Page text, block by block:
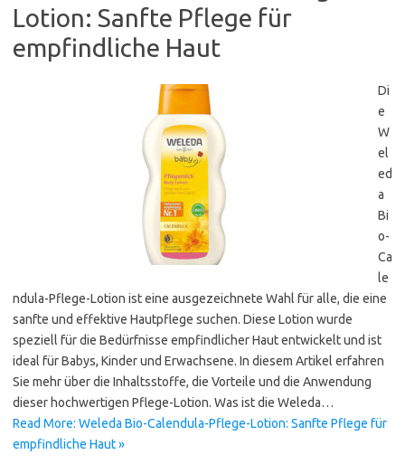
Lotion: Sanfte Pflege für
empfindliche Haut
Di
e
W
el
ed
a
Bi
o-
Ca
le
ndula-Pflege-Lotion ist eine ausgezeichnete Wahl für alle, die eine
sanfte und effektive Hautpflege suchen. Diese Lotion wurde
speziell für die Bedürfnisse empfindlicher Haut entwickelt und ist
ideal für Babys, Kinder und Erwachsene. In diesem Artikel erfahren
Sie mehr über die Inhaltsstoffe, die Vorteile und die Anwendung
dieser hochwertigen Pflege-Lotion. Was ist die Weleda…
Read More: Weleda Bio-Calendula-Pflege-Lotion: Sanfte Pflege für
empfindliche Haut »